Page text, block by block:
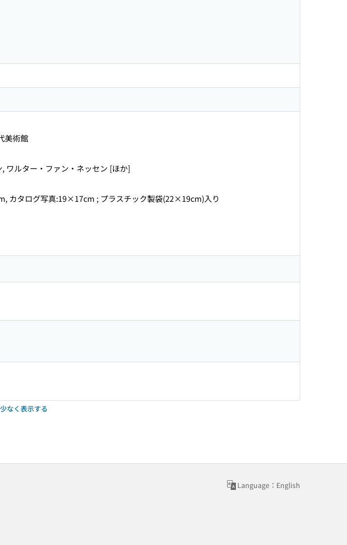
美術館
ワルター・ファン・ネッセン [ほか]
カタログ写真:19×17cm ; プラスチック製袋(22×19cm)入り
少なく表示する
Language：English